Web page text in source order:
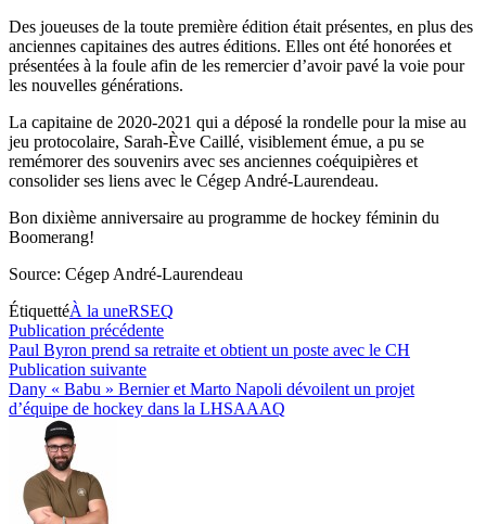
Des joueuses de la toute première édition était présentes, en plus des
anciennes capitaines des autres éditions. Elles ont été honorées et
présentées à la foule afin de les remercier d’avoir pavé la voie pour
les nouvelles générations.
La capitaine de 2020-2021 qui a déposé la rondelle pour la mise au
jeu protocolaire, Sarah-Ève Caillé, visiblement émue, a pu se
remémorer des souvenirs avec ses anciennes coéquipières et
consolider ses liens avec le Cégep André-Laurendeau.
Bon dixième anniversaire au programme de hockey féminin du
Boomerang!
Source: Cégep André-Laurendeau
ÉtiquettéÀ la uneRSEQ
Navigation
de
l’article
Publication précédentePublication
précédente :
Paul Byron prend sa retraite et obtient un poste avec le CH
Publication suivantePublication
suivante :
Dany « Babu » Bernier et Marto Napoli dévoilent un projet
d’équipe de hockey dans la LHSAAAQ